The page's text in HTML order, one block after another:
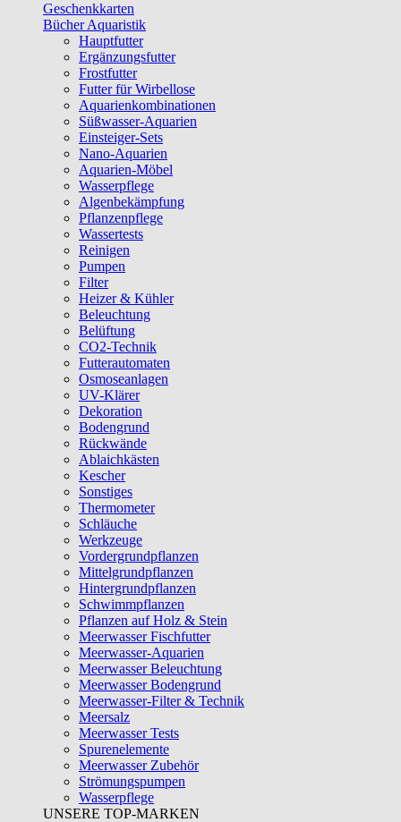
Geschenkkarten
Bücher Aquaristik
Hauptfutter
Ergänzungsfutter
Frostfutter
Futter für Wirbellose
Aquarienkombinationen
Süßwasser-Aquarien
Einsteiger-Sets
Nano-Aquarien
Aquarien-Möbel
Wasserpflege
Algenbekämpfung
Pflanzenpflege
Wassertests
Reinigen
Pumpen
Filter
Heizer & Kühler
Beleuchtung
Belüftung
CO2-Technik
Futterautomaten
Osmoseanlagen
UV-Klärer
Dekoration
Bodengrund
Rückwände
Ablaichkästen
Kescher
Sonstiges
Thermometer
Schläuche
Werkzeuge
Vordergrundpflanzen
Mittelgrundpflanzen
Hintergrundpflanzen
Schwimmpflanzen
Pflanzen auf Holz & Stein
Meerwasser Fischfutter
Meerwasser-Aquarien
Meerwasser Beleuchtung
Meerwasser Bodengrund
Meerwasser-Filter & Technik
Meersalz
Meerwasser Tests
Spurenelemente
Meerwasser Zubehör
Strömungspumpen
Wasserpflege
UNSERE TOP-MARKEN